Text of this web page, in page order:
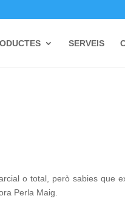
SERVEIS
o total, però sabies que
Perla Maig.